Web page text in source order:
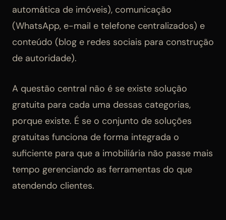
automática de imóveis), comunicação
(WhatsApp, e-mail e telefone centralizados) e
conteúdo (blog e redes sociais para construção
de autoridade).
A questão central não é se existe solução
gratuita para cada uma dessas categorias,
porque existe. É se o conjunto de soluções
gratuitas funciona de forma integrada o
suficiente para que a imobiliária não passe mais
tempo gerenciando as ferramentas do que
atendendo clientes.